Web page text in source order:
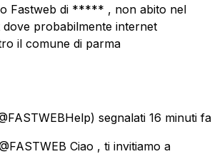
Fastweb di ***** , non abito nel
probabilmente internet
il comune di parma
segnalati 16 minuti fa
Ciao , ti invitiamo a